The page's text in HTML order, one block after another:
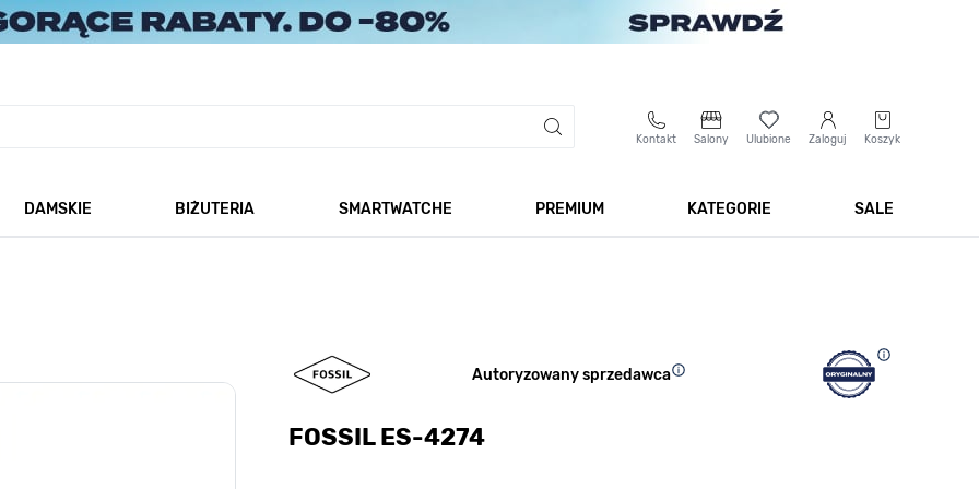
Kontakt Salony Ulubione Zaloguj Koszyk
DAMSKIE
BIŻUTERIA
SMARTWATCHE
PREMIUM
KATEGORIE
SALE
Autoryzowany sprzedawca
FOSSIL ES-4274